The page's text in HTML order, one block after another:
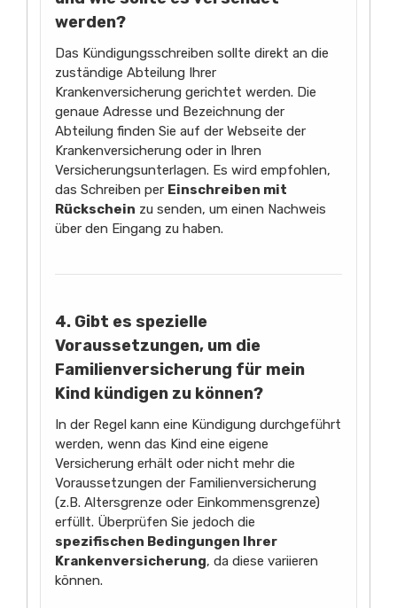
werden?
Das Kündigungsschreiben sollte direkt an die
zuständige Abteilung Ihrer
Krankenversicherung gerichtet werden. Die
genaue Adresse und Bezeichnung der
Abteilung finden Sie auf der Webseite der
Krankenversicherung oder in Ihren
Versicherungsunterlagen. Es wird empfohlen,
das Schreiben per Einschreiben mit
Rückschein zu senden, um einen Nachweis
über den Eingang zu haben.
4. Gibt es spezielle
Voraussetzungen, um die
Familienversicherung für mein
Kind kündigen zu können?
In der Regel kann eine Kündigung durchgeführt
werden, wenn das Kind eine eigene
Versicherung erhält oder nicht mehr die
Voraussetzungen der Familienversicherung
(z.B. Altersgrenze oder Einkommensgrenze)
erfüllt. Überprüfen Sie jedoch die
spezifischen Bedingungen Ihrer
Krankenversicherung, da diese variieren
können.